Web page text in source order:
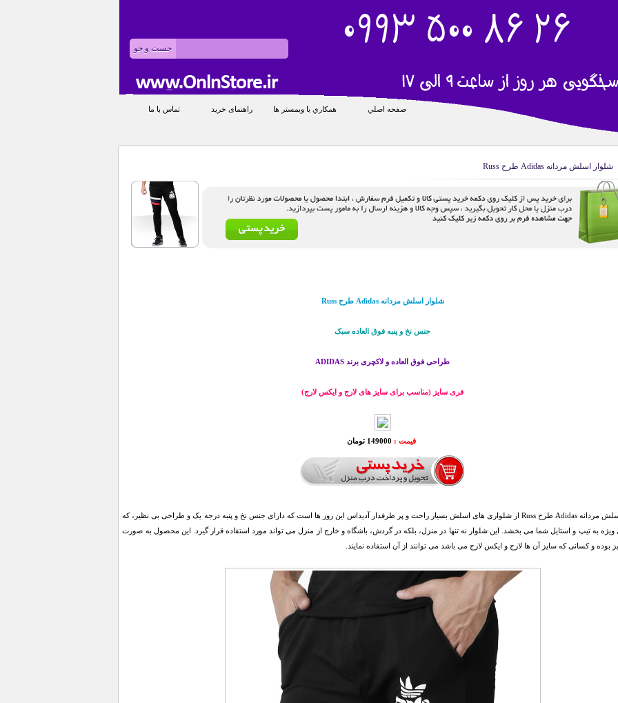
صفحه اصلي همکاري با وبمستر ها راهنمای خرید تماس با ما
شلوار اسلش مردانه Adidas طرح Russ
شلوار اسلش مردانه Adidas طرح Russ
جنس نخ و پنبه فوق العاده سبک
طراحی فوق العاده و لاکچری برند ADIDAS
فری سایز (مناسب برای سایز های لارج و ایکس لارج)
قیمت : 149000 تومان
شلوار اسلش مردانه Adidas طرح Russ از شلواری های اسلش بسیار راحت و پر طرفدار آدیداس این روز ها است که دارای جنس نخ و پنبه درجه یک و طراحی بی نظیر، که
ویژه به تیپ و استایل شما می بخشد. این شلوار نه تنها در منزل، بلکه در گردش، باشگاه و خارج از منزل می تواند مورد استفاده قرار گیرد. این محصول به صورت
بوده و کسانی که سایز آن ها لارج و ایکس لارج می باشد می توانند از آن استفاده نمایند.